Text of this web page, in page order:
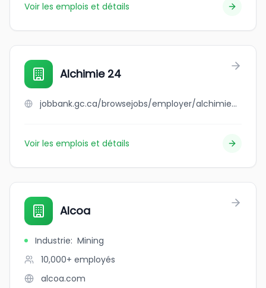
Voir les emplois et détails
Alchimie 24
jobbank.gc.ca/browsejobs/employer/alchimie+24/ca
Voir les emplois et détails
Alcoa
Industrie: Mining
10,000+ employés
alcoa.com